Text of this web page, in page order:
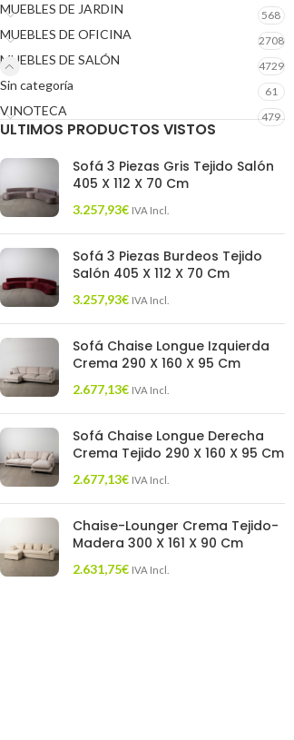
MUEBLES DE JARDIN 568
MUEBLES DE OFICINA 2708
MUEBLES DE SALÓN 4729
Sin categoría 61
VINOTECA 479
ULTIMOS PRODUCTOS VISTOS
Sofá 3 Piezas Gris Tejido Salón
405 X 112 X 70 Cm
3.257,93€ IVA Incl.
Sofá 3 Piezas Burdeos Tejido
Salón 405 X 112 X 70 Cm
3.257,93€ IVA Incl.
Sofá Chaise Longue Izquierda
Crema 290 X 160 X 95 Cm
2.677,13€ IVA Incl.
Sofá Chaise Longue Derecha
Crema Tejido 290 X 160 X 95 Cm
2.677,13€ IVA Incl.
Chaise-Lounger Crema Tejido-
Madera 300 X 161 X 90 Cm
2.631,75€ IVA Incl.